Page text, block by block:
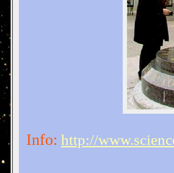
Info: http://